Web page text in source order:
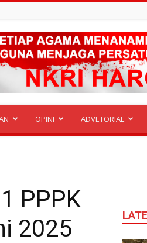
OPINI ADVETORIAL
PPPK
2025